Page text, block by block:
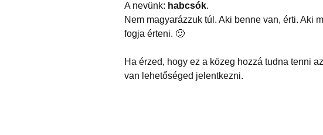
A nevünk: habcsók.
Nem magyarázzuk túl. Aki benne van, érti. Aki
fogja érteni. 🙂
Ha érzed, hogy ez a közeg hozzá tudna tenni
van lehetőséged jelentkezni.